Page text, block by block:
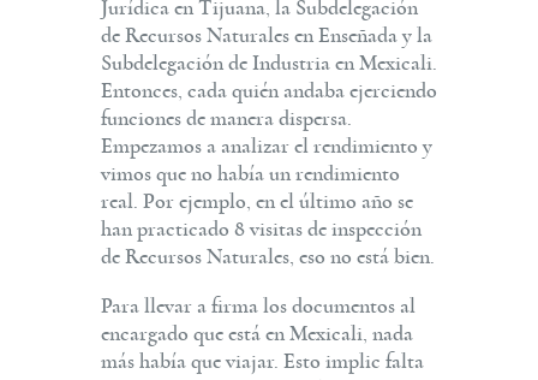
Jurídica en Tijuana, la Subdelegación
de Recursos Naturales en Enseñada y la
Subdelegación de Industria en Mexicali.
Entonces, cada quién andaba ejerciendo
funciones de manera dispersa.
Empezamos a analizar el rendimiento y
vimos que no había un rendimiento
real. Por ejemplo, en el último año se
han practicado 8 visitas de inspección
de Recursos Naturales, eso no está bien.
Para llevar a firma los documentos al
encargado que está en Mexicali, nada
más había que viajar. Esto implic falta